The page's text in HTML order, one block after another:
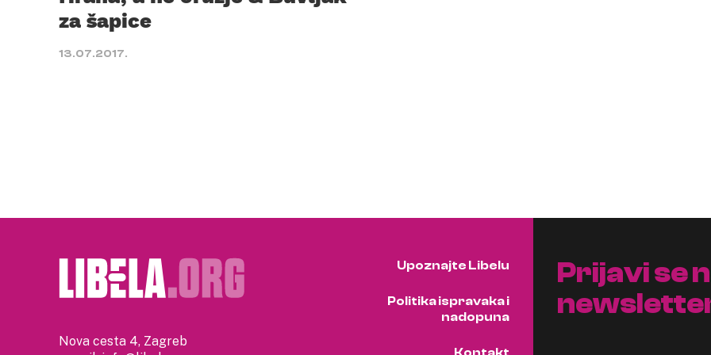
za šapice
13.07.2017.
Nova cesta 4, Zagreb
Upoznajte Libelu
Politika ispravaka i
nadopuna
Prijavi se